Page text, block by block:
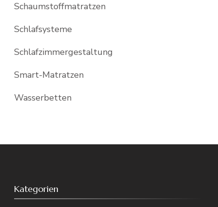
Schaumstoffmatratzen
Schlafsysteme
Schlafzimmergestaltung
Smart-Matratzen
Wasserbetten
Kategorien